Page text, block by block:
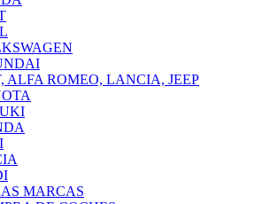
ALFA ROMEO, LANCIA, JEEP
MARCAS